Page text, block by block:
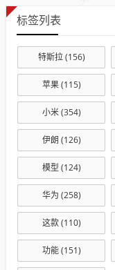
标签列表
特斯拉(156)
苹果(115)
小米(354)
伊朗 (126)
模型 (124)
华为 (258)
这款(110)
功能(151)